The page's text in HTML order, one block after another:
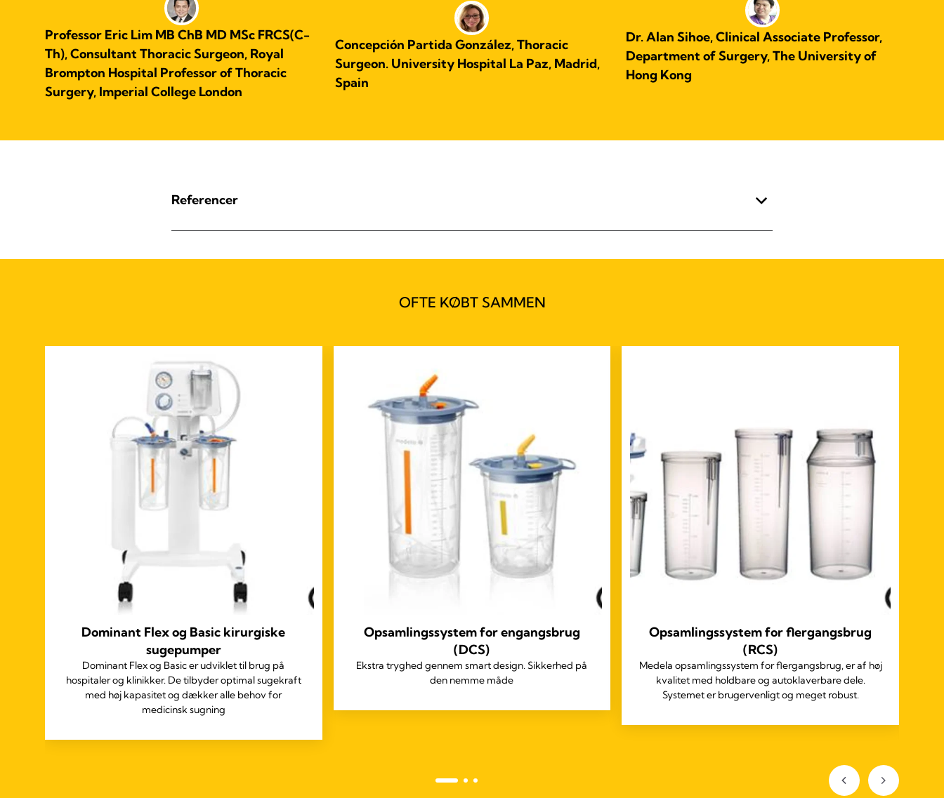
Professor Eric Lim MB ChB MD MSc FRCS(C-
Th), Consultant Thoracic Surgeon, Royal
Brompton Hospital Professor of Thoracic
Surgery, Imperial College London
Concepción Partida González, Thoracic
Surgeon. University Hospital La Paz, Madrid,
Spain
Dr. Alan Sihoe, Clinical Associate Professor,
Department of Surgery, The University of
Hong Kong
Referencer
OFTE KØBT SAMMEN
Dominant Flex og Basic kirurgiske
sugepumper
Dominant Flex og Basic er udviklet til brug på
hospitaler og klinikker. De tilbyder optimal sugekraft
med høj kapasitet og dækker alle behov for
medicinsk sugning
Opsamlingssystem for engangsbrug
(DCS)
Ekstra tryghed gennem smart design. Sikkerhed på
den nemme måde
Opsamlingssystem for flergangsbrug
(RCS)
Medela opsamlingssystem for flergangsbrug, er af høj
kvalitet med holdbare og autoklaverbare dele.
Systemet er brugervenligt og meget robust.